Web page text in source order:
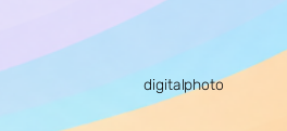
digitalphoto